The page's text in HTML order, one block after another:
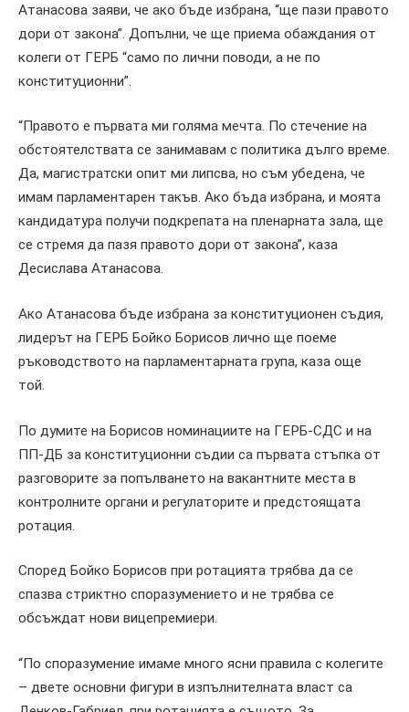
Атанасова заяви, че ако бъде избрана, “ще пази правото
дори от закона”. Допълни, че ще приема обаждания от
колеги от ГЕРБ “само по лични поводи, а не по
конституционни”.
“Правото е първата ми голяма мечта. По стечение на
обстоятелствата се занимавам с политика дълго време.
Да, магистратски опит ми липсва, но съм убедена, че
имам парламентарен такъв. Ако бъда избрана, и моята
кандидатура получи подкрепата на пленарната зала, ще
се стремя да пазя правото дори от закона”, каза
Десислава Атанасова.
Ако Атанасова бъде избрана за конституционен съдия,
лидерът на ГЕРБ Бойко Борисов лично ще поеме
ръководството на парламентарната група, каза още
той.
По думите на Борисов номинациите на ГЕРБ-СДС и на
ПП-ДБ за конституционни съдии са първата стъпка от
разговорите за попълването на вакантните места в
контролните органи и регулаторите и предстоящата
ротация.
Според Бойко Борисов при ротацията трябва да се
спазва стриктно споразумението и не трябва се
обсъждат нови вицепремиери.
“По споразумение имаме много ясни правила с колегите
– двете основни фигури в изпълнителната власт са